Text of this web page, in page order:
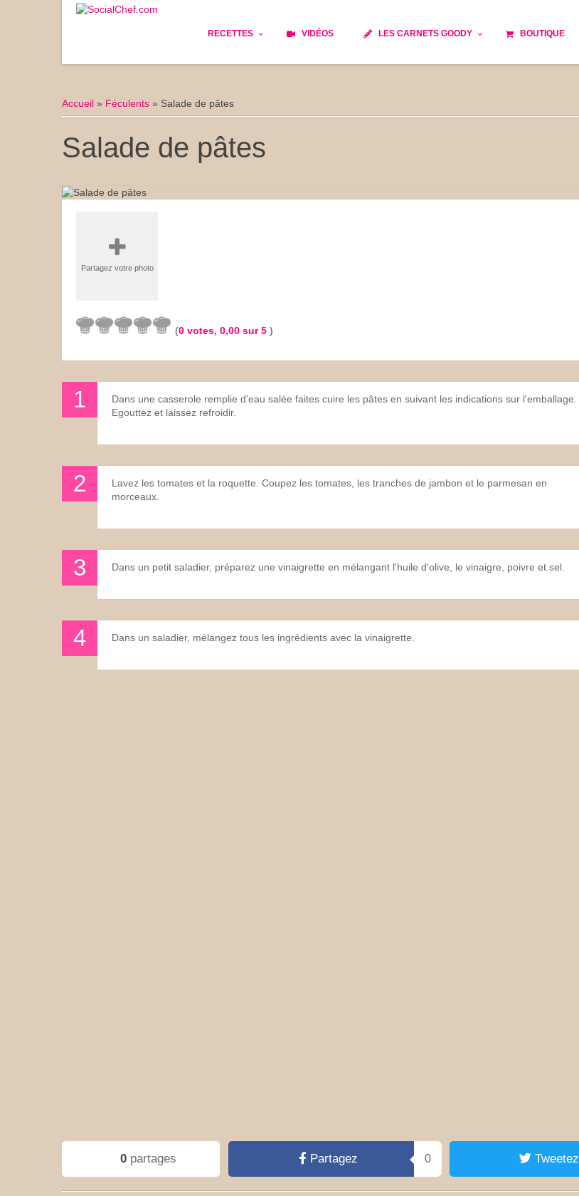
RECETTES
Le Pain
Apéritifs
VIDÉOS LES CARNETS GOODY
Spécialité culinaire
BOUTIQUE
Accueil » Féculents » Salade de pâtes
Salade de pâtes
Partagez votre photo
(0 votes, 0,00 sur 5 )
Dans une casserole remplie d'eau salée faites cuire les pâtes en suivant les indications sur l'emballage.
Egouttez et laissez refroidir.
Lavez les tomates et la roquette. Coupez les tomates, les tranches de jambon et le parmesan en
morceaux.
Dans un petit saladier, préparez une vinaigrette en mélangant l'huile d'olive, le vinaigre, poivre et sel.
Dans un saladier, mélangez tous les ingrédients avec la vinaigrette.
0partages Partagez 0 Tweetez